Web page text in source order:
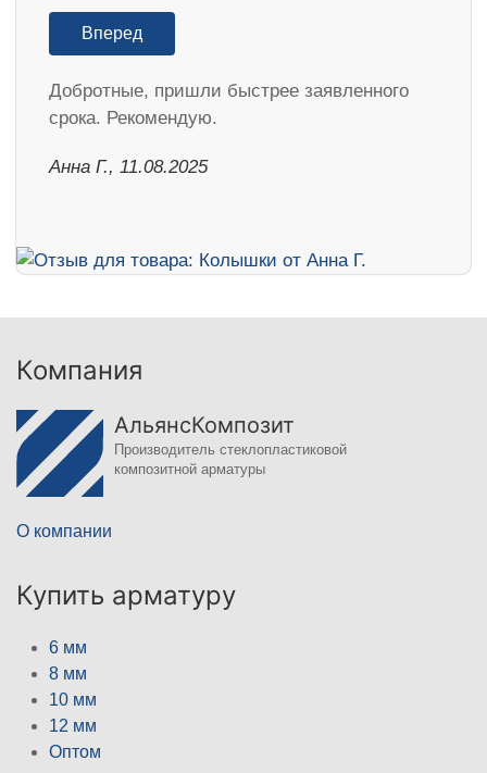
Вперед
Добротные, пришли быстрее заявленного
срока. Рекомендую.
Анна Г., 11.08.2025
Компания
АльянсКомпозит
Производитель стеклопластиковой
композитной арматуры
О компании
Купить арматуру
6 мм
8 мм
10 мм
12 мм
Оптом